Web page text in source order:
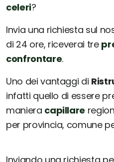
celeri?
Invia una richiesta sul
di 24 ore, riceverai tre
confrontare.
Uno dei vantaggi di
infatti quello di essere
maniera capillare
per provincia, comune